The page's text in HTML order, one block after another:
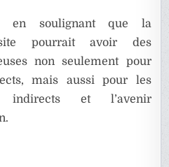
en soulignant que la
pourrait avoir des
non seulement pour
mais aussi pour les
indirects et l’avenir